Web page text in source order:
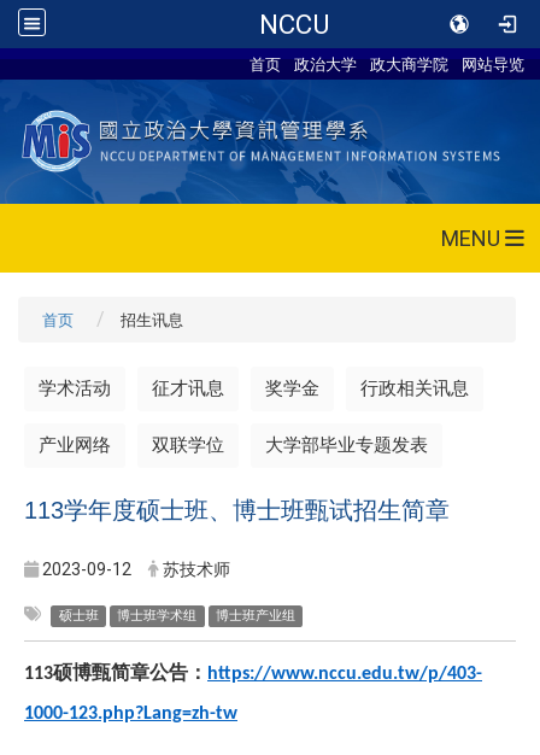
NCCU
首页 政治大学 政大商学院 网站导览
MENU
首页 招生讯息
学术活动 征才讯息 奖学金 行政相关讯息
产业网络 双联学位 大学部毕业专题发表
113学年度硕士班、博士班甄试招生简章
2023-09-12 苏技术师
硕士班 博士班学术组 博士班产业组
113硕博甄简章公告： https://www.nccu.edu.tw/p/403-
1000-123.php?Lang=zh-tw